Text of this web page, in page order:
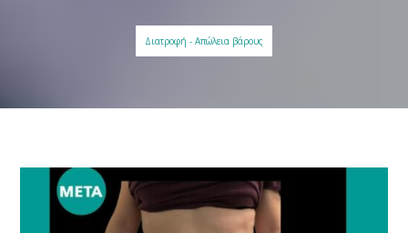
Διατροφή - Απώλεια βάρους